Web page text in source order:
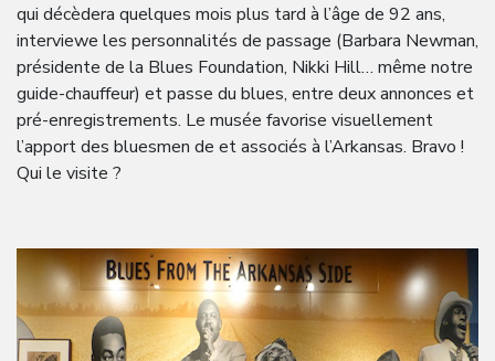
qui décèdera quelques mois plus tard à l’âge de 92 ans,
interviewe les personnalités de passage (Barbara Newman,
présidente de la Blues Foundation, Nikki Hill… même notre
guide-chauffeur) et passe du blues, entre deux annonces et
pré-enregistrements. Le musée favorise visuellement
l’apport des bluesmen de et associés à l’Arkansas. Bravo !
Qui le visite ?